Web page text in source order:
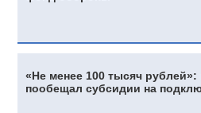
«Не менее 100 тысяч рублей»:
пообещал субсидии на